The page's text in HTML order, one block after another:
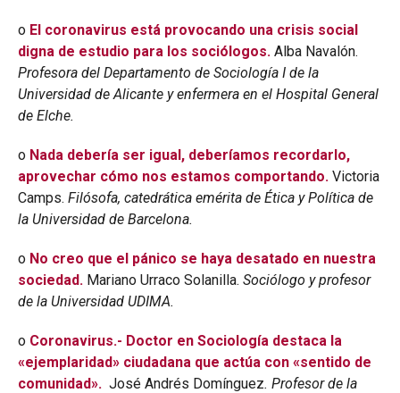
o El coronavirus está provocando una crisis social
digna de estudio para los sociólogos. Alba Navalón.
Profesora del Departamento de Sociología I de la
Universidad de Alicante y enfermera en el Hospital General
de Elche.
o Nada debería ser igual, deberíamos recordarlo,
aprovechar cómo nos estamos comportando. Victoria
Camps. Filósofa, catedrática emérita de Ética y Política de
la Universidad de Barcelona.
o No creo que el pánico se haya desatado en nuestra
sociedad. Mariano Urraco Solanilla. Sociólogo y profesor
de la Universidad UDIMA.
o Coronavirus.- Doctor en Sociología destaca la
«ejemplaridad» ciudadana que actúa con «sentido de
comunidad». José Andrés Domínguez. Profesor de la